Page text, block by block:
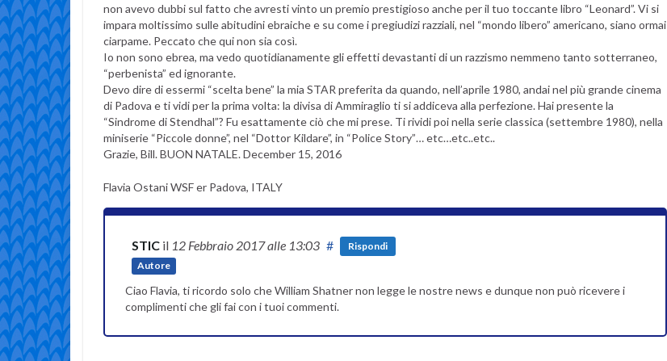
non avevo dubbi sul fatto che avresti vinto un premio prestigioso anche per il tuo toccante libro “Leonard”. Vi si
impara moltissimo sulle abitudini ebraiche e su come i pregiudizi razziali, nel “mondo libero” americano, siano ormai
ciarpame. Peccato che qui non sia così.
Io non sono ebrea, ma vedo quotidianamente gli effetti devastanti di un razzismo nemmeno tanto sotterraneo,
“perbenista” ed ignorante.
Devo dire di essermi “scelta bene” la mia STAR preferita da quando, nell’aprile 1980, andai nel più grande cinema
di Padova e ti vidi per la prima volta: la divisa di Ammiraglio ti si addiceva alla perfezione. Hai presente la
“Sindrome di Stendhal”? Fu esattamente ciò che mi prese. Ti rividi poi nella serie classica (settembre 1980), nella
miniserie “Piccole donne”, nel “Dottor Kildare”, in “Police Story”… etc…etc..etc..
Grazie, Bill. BUON NATALE. December 15, 2016
Flavia Ostani WSF er Padova, ITALY
STIC il 12 Febbraio 2017alle 13:03
Autore
# Rispondi
Ciao Flavia, ti ricordo solo che William Shatner non legge le nostre news e dunque non può ricevere i
complimenti che gli fai con i tuoi commenti.